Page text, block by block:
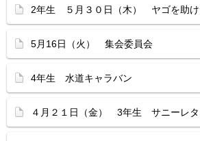
2年生 ５月３０日（木） ヤゴを助け
5月16日（火） 集会委員会
4年生 水道キャラバン
４月２１日（金） 3年生 サニーレタ